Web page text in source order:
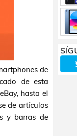
de
de esta
hasta el
de artículos
y barras de